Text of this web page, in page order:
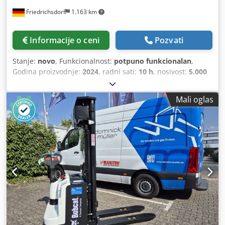
Friedrichsdorf 1.163 km
Informacije o ceni Pozvati
Stanje: novo, Funkcionalnost: potpuno funkcionalan,
Godina proizvodnje: 2024, radni sati: 10 h, nosivost: 5.000
, slobodno podizanje:
mm, vrsta goriva:dizel, tip jarma:triplex, građevinska
visina:2.470 mm , snaga: 55 kW (74,78 KS), širina nosivog
rama viljuškara:
1.300 mm, dužina viljuške:1.200 mm
prazna masa vozila:6.930 kg, ukupna dužina:3.300 mm,
tip pogona:Diesel, radna širina:1.455 mm, Dizel viljuškar
Težišna tačka: 600 mm Širina viljuški: 150 mm Debljina
viljuški: 60 mm ISO klasa: ISO klasa 4 = 5.000 - 10.000 kg
Tip jarbola: Triplex Menjač: Konvertor Klasa brzine: 20
Stanje: Novo Tehničko stanje: Novo Prednje gume tip:
Superelastične Prednje gume dimenzija: 300x15-18
Prednje gume stanje: 80 - 100% Zadnje gume tip:
Superelastične Zadnje gume dimenzija: 7.00x12-14
Crodpjyldtqefx Ag Eef Zadnje gume stanje: 80 - 100% Bočni
Mali oglas